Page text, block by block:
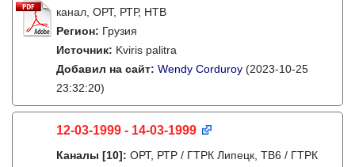
канал, ОРТ, РТР, НТВ
Регион: Грузия
Источник: Kviris palitra
Добавил на сайт: Wendy Corduroy (2023-10-25
23:32:20)
12-03-1999 - 14-03-1999
Каналы [10]: ОРТ, РТР / ГТРК Липецк, ТВ6 / ГТРК